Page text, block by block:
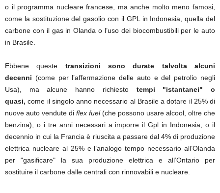
o il programma nucleare francese, ma anche molto meno famosi,
come la sostituzione del gasolio con il GPL in Indonesia, quella del
carbone con il gas in Olanda o l’uso dei biocombustibili per le auto
in Brasile.
Ebbene queste
transizioni sono durate talvolta alcuni
decenni (come per l’affermazione delle auto e del petrolio negli
Usa), ma alcune hanno richiesto
tempi "istantanei" o
quasi, come il singolo anno necessario al Brasile a dotare il 25% di
nuove auto vendute di flex fuel (che possono usare alcool, oltre che
benzina), o i tre anni necessari a imporre il Gpl in Indonesia, o il
decennio in cui la Francia è riuscita a passare dal 4% di produzione
elettrica nucleare al 25% e l’analogo tempo necessario all’Olanda
per "gasificare" la sua produzione elettrica e all’Ontario per
sostituire il carbone dalle centrali con rinnovabili e nucleare.